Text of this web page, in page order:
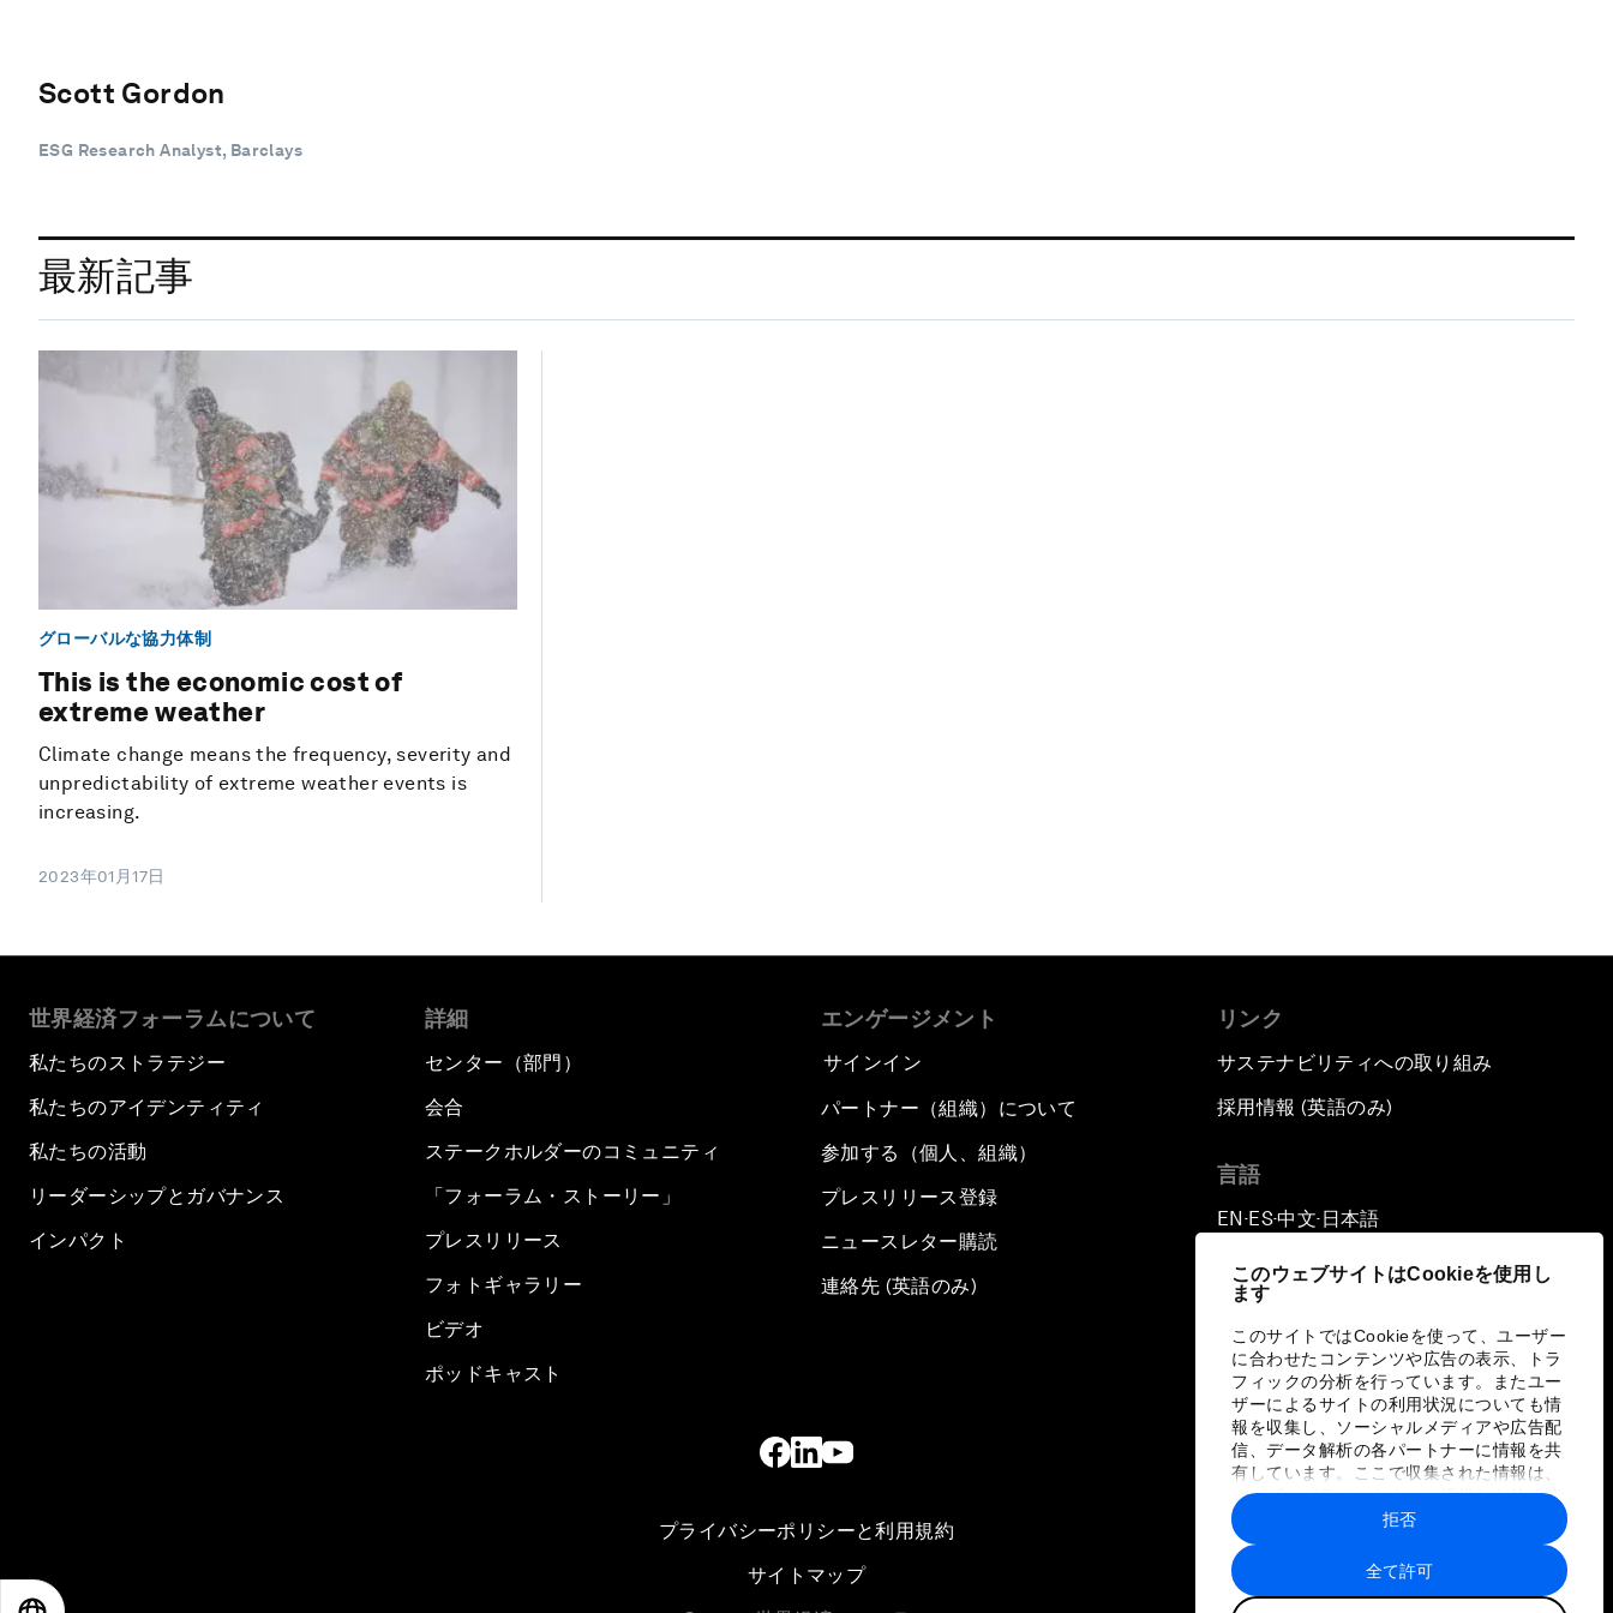
このウェブサイトはCookieを使用し
ます
このサイトではCookieを使って、ユーザー
に合わせたコンテンツや広告の表示、トラ
フィックの分析を行っています。またユー
ザーによるサイトの利用状況についても情
報を収集し、ソーシャルメディアや広告配
信、データ解析の各パートナーに情報を共
有しています。ここで収集された情報は、
ユーザーが各パートナーに提供した他の情
報や各パートナーのサービスを使用した際
に収集された情報と組み合わされ、各パー
トナーによって使用されることがありま
す。
全て許可
拒否
Scott Gordon
ESG Research Analyst, Barclays
最新記事
グローバルな協力体制
This is the economic cost of
extreme weather
Climate change means the frequency, severity and
unpredictability of extreme weather events is
increasing.
2023年01月17日
世界経済フォーラムについて
私たちのストラテジー
私たちのアイデンティティ
私たちの活動
リーダーシップとガバナンス
インパクト
詳細
センター（部門）
会合
ステークホルダーのコミュニティ
「フォーラム・ストーリー」
プレスリリース
フォトギャラリー
ビデオ
ポッドキャスト
エンゲージメント
サインイン
パートナー（組織）について
参加する（個人、組織）
プレスリリース登録
ニュースレター購読
連絡先 (英語のみ)
リンク
サステナビリティへの取り組み
採用情報 (英語のみ)
言語
EN ▪ ES▪中文▪ 日本語
プライバシーポリシーと利用規約
サイトマップ